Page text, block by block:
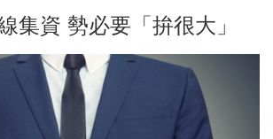
集資 勢必要「拚很大」